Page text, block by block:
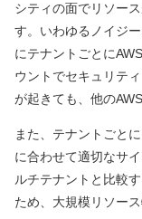
シティの面でリソー
す。いわゆるノイジ
にテナントごとに
ウントでセキュリテ
が起きても、他の
また、テナントごと
に合わせて適切なサ
ルチテナントと比較
ため、大規模リソー